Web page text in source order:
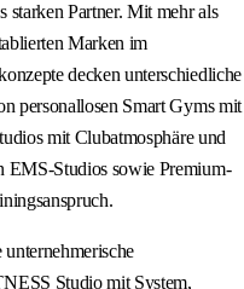
Partner. Mit mehr als
Marken im
decken unterschiedliche
personallosen Smart Gyms mit
mit Clubatmosphäre und
Studios sowie Premium-
Studio mit System,